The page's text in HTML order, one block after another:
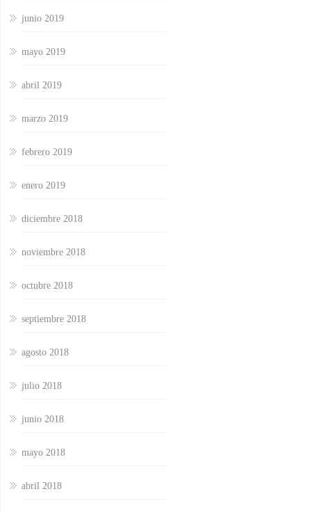
junio 2019
mayo 2019
abril 2019
marzo 2019
febrero 2019
enero 2019
diciembre 2018
noviembre 2018
octubre 2018
septiembre 2018
agosto 2018
julio 2018
junio 2018
mayo 2018
abril 2018